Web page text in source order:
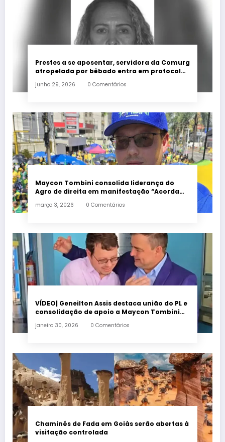
Prestes a se aposentar, servidora da Comurg
atropelada por bêbado entra em protocolo
junho 29, 2026 0 Comentários
Maycon Tombini consolida liderança do
Agro de direita em manifestação “Acorda
março 3, 2026 0 Comentários
VÍDEO| Geneilton Assis destaca união do PL e
consolidação de apoio a Maycon Tombini
janeiro 30, 2026 0 Comentários
Chaminés de Fada em Goiás serão abertas à
visitação controlada